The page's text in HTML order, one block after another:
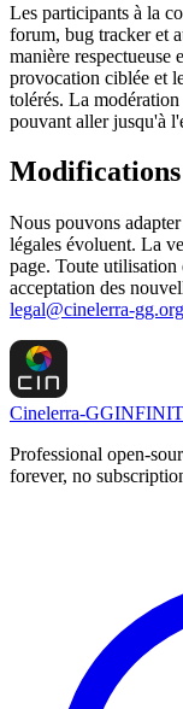
Les participants à la
forum, bug tracker et
manière respectueuse
provocation ciblée et
tolérés. La modération
pouvant aller jusqu'à
Modifications
Nous pouvons
légales évoluent. La
page. Toute
acceptation des
legal@cinelerra-gg.org
Cinelerra-GG
Professional open-
forever, no